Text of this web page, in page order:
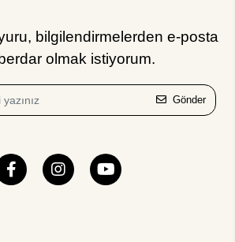
bilgilendirmelerden e-posta
olmak istiyorum.
Gönder